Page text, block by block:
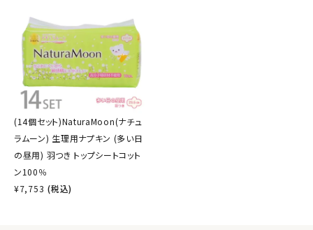
(14個セット)NaturaMoon(ナチュ
ラムーン) 生理用ナプキン (多い日
の昼用) 羽つき トップシートコット
ン100％
¥7,753 (税込)